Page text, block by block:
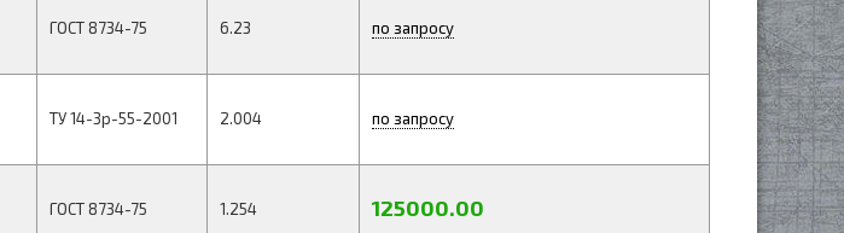
ГОСТ 8734-75 6.23 по запросу
ТУ 14-3р-55-2001 2.004 по запросу
ГОСТ 8734-75 1.254 125000.00